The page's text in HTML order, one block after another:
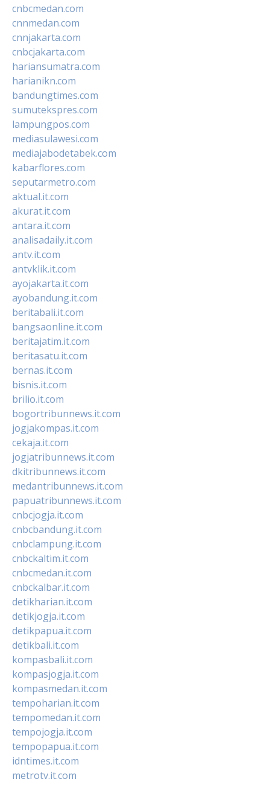
cnbcmedan.com
cnnmedan.com
cnnjakarta.com
cnbcjakarta.com
hariansumatra.com
harianikn.com
bandungtimes.com
sumutekspres.com
lampungpos.com
mediasulawesi.com
mediajabodetabek.com
kabarflores.com
seputarmetro.com
aktual.it.com
akurat.it.com
antara.it.com
analisadaily.it.com
antv.it.com
antvklik.it.com
ayojakarta.it.com
ayobandung.it.com
beritabali.it.com
bangsaonline.it.com
beritajatim.it.com
beritasatu.it.com
bernas.it.com
bisnis.it.com
brilio.it.com
bogortribunnews.it.com
jogjakompas.it.com
cekaja.it.com
jogjatribunnews.it.com
dkitribunnews.it.com
medantribunnews.it.com
papuatribunnews.it.com
cnbcjogja.it.com
cnbcbandung.it.com
cnbclampung.it.com
cnbckaltim.it.com
cnbcmedan.it.com
cnbckalbar.it.com
detikharian.it.com
detikjogja.it.com
detikpapua.it.com
detikbali.it.com
kompasbali.it.com
kompasjogja.it.com
kompasmedan.it.com
tempoharian.it.com
tempomedan.it.com
tempojogja.it.com
tempopapua.it.com
idntimes.it.com
metrotv.it.com